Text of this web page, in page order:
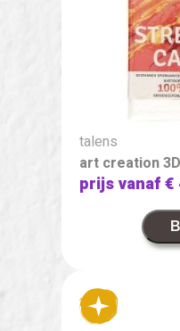
talens
art creation
prijs vanaf€